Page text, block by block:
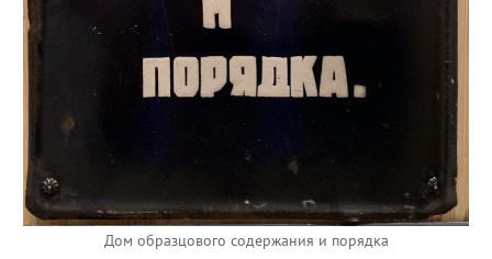
Дом образцового содержания и порядка